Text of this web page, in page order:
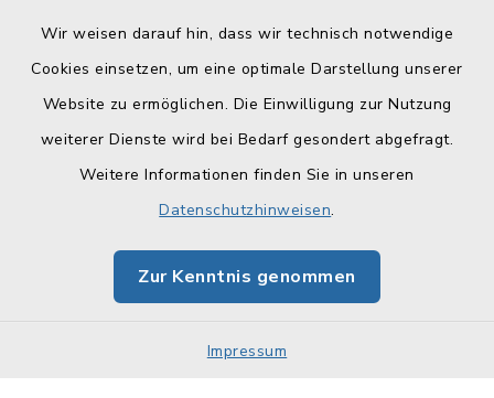
Wir weisen darauf hin, dass wir technisch notwendige
Cookies einsetzen, um eine optimale Darstellung unserer
Website zu ermöglichen. Die Einwilligung zur Nutzung
weiterer Dienste wird bei Bedarf gesondert abgefragt.
Weitere Informationen finden Sie in unseren
Datenschutzhinweisen.
Zur Kenntnis genommen
Impressum
Barrierefreiheit
Sitemap